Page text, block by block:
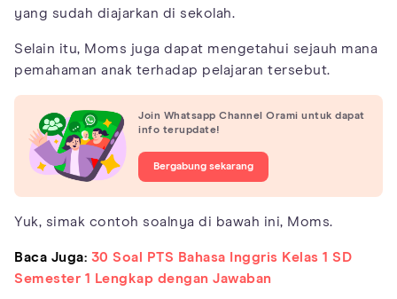
yang sudah diajarkan di sekolah.
Selain itu, Moms juga dapat mengetahui sejauh mana
pemahaman anak terhadap pelajaran tersebut.
Join Whatsapp Channel Orami untuk dapat
info terupdate!
Bergabung sekarang
Yuk, simak contoh soalnya di bawah ini, Moms.
Baca Juga: 30 Soal PTS Bahasa Inggris Kelas 1 SD
Semester 1 Lengkap dengan Jawaban